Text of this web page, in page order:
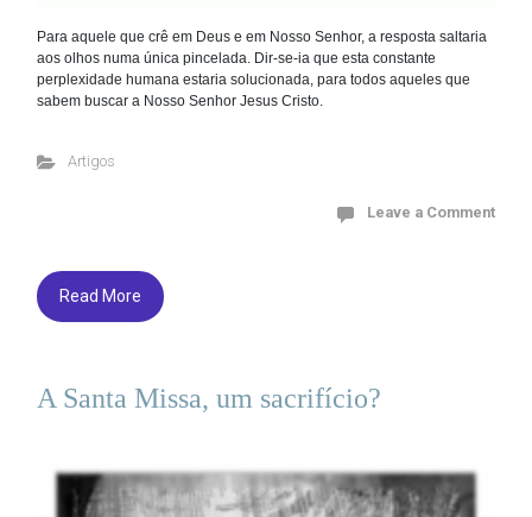
Para aquele que crê em Deus e em Nosso Senhor, a resposta saltaria
aos olhos numa única pincelada. Dir-se-ia que esta constante
perplexidade humana estaria solucionada, para todos aqueles que
sabem buscar a Nosso Senhor Jesus Cristo.
Artigos
Leave a Comment
Read More
A Santa Missa, um sacrifício?